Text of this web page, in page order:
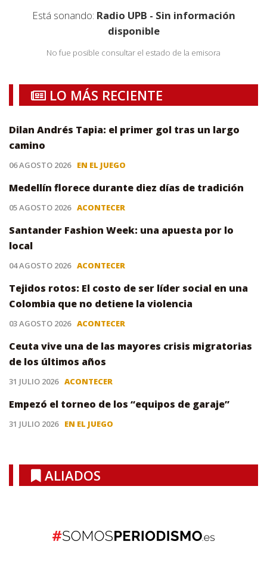
Está sonando: Radio UPB - Sin información
disponible
No fue posible consultar el estado de la emisora
LO MÁS RECIENTE
Dilan Andrés Tapia: el primer gol tras un largo
camino
06 AGOSTO 2026 EN EL JUEGO
Medellín florece durante diez días de tradición
05 AGOSTO 2026 ACONTECER
Santander Fashion Week: una apuesta por lo
local
04 AGOSTO 2026 ACONTECER
Tejidos rotos: El costo de ser líder social en una
Colombia que no detiene la violencia
03 AGOSTO 2026 ACONTECER
Ceuta vive una de las mayores crisis migratorias
de los últimos años
31 JULIO 2026 ACONTECER
Empezó el torneo de los “equipos de garaje”
31 JULIO 2026 EN EL JUEGO
ALIADOS